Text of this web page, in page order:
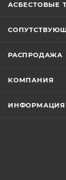
АСБЕСТОВЫЕ
РАСПРОДАЖА
КОМПАНИЯ
ИНФОРМАЦИЯ